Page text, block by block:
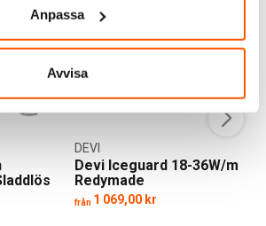
Anpassa
Avvisa
Devi Iceguard 18-36W/m
Redymade
DEVI
från 1 069,00 kr